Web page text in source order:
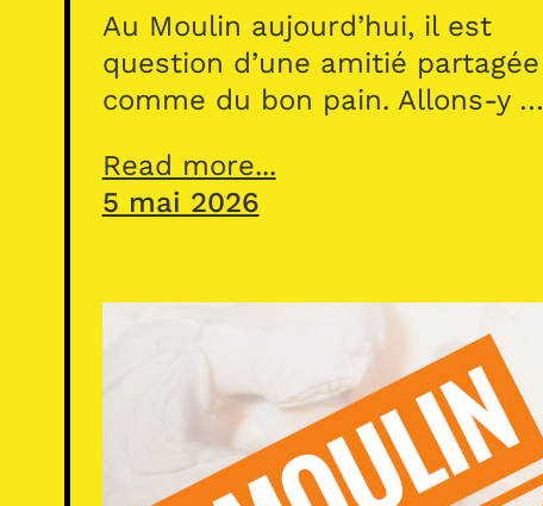
Au Moulin aujourd’hui, il est
question d’une amitié partagée
comme du bon pain. Allons-y …
Read more...
5 mai 2026